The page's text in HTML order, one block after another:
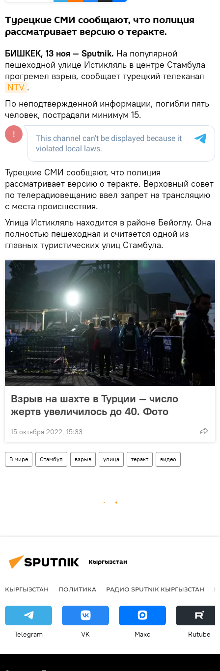
Турецкие СМИ сообщают, что полиция
рассматривает версию о теракте.
БИШКЕК, 13 ноя — Sputnik. На популярной
пешеходной улице Истикляль в центре Стамбула
прогремел взрыв, сообщает турецкий телеканал
NTV .
По неподтвержденной информации, погибли пять
человек, пострадали минимум 15.
Турецкие СМИ сообщают, что полиция
рассматривает версию о теракте. Верховный совет
по телерадиовещанию ввел запрет на трансляцию
с места происшествия.
Улица Истикляль находится в районе Бейоглу. Она
полностью пешеходная и считается одной из
главных туристических улиц Стамбула.
Взрыв на шахте в Турции — число
жертв увеличилось до 40. Фото
15 октября 2022, 15:33
В мире Стамбул взрыв улица теракт видео
Кыргызстан
КЫРГЫЗСТАН ПОЛИТИКА РАДИО SPUTNIK КЫРГЫЗСТАН
Telegram VK Макс Rutube